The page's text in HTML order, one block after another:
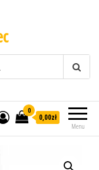
Menu
0
0,00zł